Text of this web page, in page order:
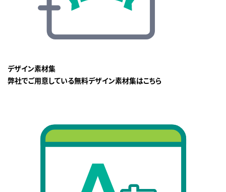
デザイン素材集
弊社でご用意している無料デザイン素材集はこちら